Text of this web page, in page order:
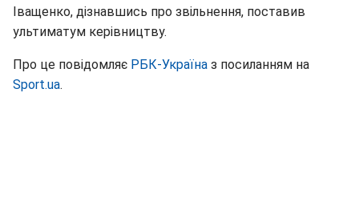
Іващенко, дізнавшись про звільнення, поставив
ультиматум керівництву.
Про це повідомляє РБК-Україна з посиланням на
Sport.ua.